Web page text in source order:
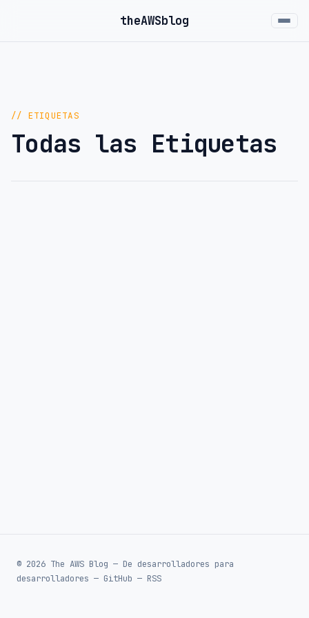
theAWSblog
// ETIQUETAS
Todas las Etiquetas
© 2026 The AWS Blog — De desarrolladores para
desarrolladores — GitHub — RSS